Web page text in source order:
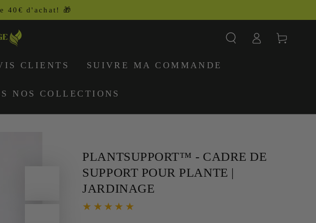
CLIENTS SUIVRE MA COMMANDE
NOS COLLECTIONS
ConnexionPanier
PLANTSUPPORT™ - CADRE DE
SUPPORT POUR PLANTE |
JARDINAGE